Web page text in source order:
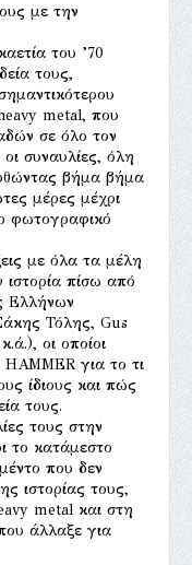
με την
του ’70
τους,
metal, που
σε όλο τον
συναυλίες, όλη
βήμα βήμα
μέρες μέχρι
φωτογραφικό
με όλα τα μέλη
πίσω από
Ελλήνων
Τόλης, Gus
οι οποίοι
για το τι
ίδιους και πώς
τους.
τους στην
το κατάμεστο
που δεν
ιστορίας τους,
metal και στη
άλλαξε για